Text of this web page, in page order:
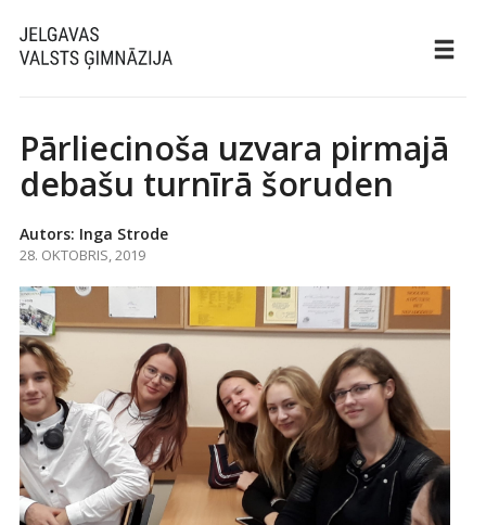
Pārliecinoša uzvara pirmajā
debašu turnīrā šoruden
Autors: Inga Strode
28. OKTOBRIS, 2019